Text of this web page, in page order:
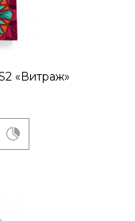
«Витраж»